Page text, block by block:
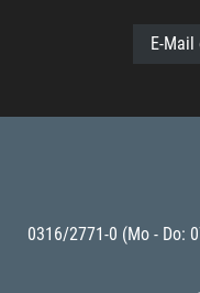
E-
0316/2771-0 (Mo - Do: